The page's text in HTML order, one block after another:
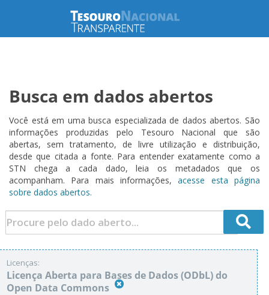
Busca em dados abertos
Você está em uma busca especializada de dados abertos. São
informações produzidas pelo Tesouro Nacional que são
abertas, sem tratamento, de livre utilização e distribuição,
desde que citada a fonte. Para entender exatamente como a
STN chega a cada dado, leia os metadados que os
acompanham. Para mais informações,acesse esta página
sobre dados abertos.
Licenças:
Licença Aberta para Bases de Dados (ODbL) do
Open Data Commons